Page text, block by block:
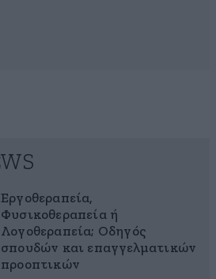
Εργοθεραπεία,
Φυσικοθεραπεία ή
Λογοθεραπεία; Οδηγός
σπουδών και επαγγελματικών
προοπτικών